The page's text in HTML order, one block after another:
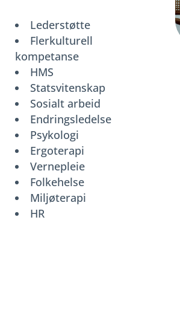
Lederstøtte
Flerkulturell
kompetanse
HMS
Statsvitenskap
Sosialt arbeid
Endringsledelse
Psykologi
Ergoterapi
Vernepleie
Folkehelse
Miljøterapi
HR